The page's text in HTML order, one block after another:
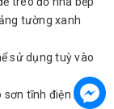
tường xanh
sử dụng tuỳ vào
sơn tĩnh điện bên